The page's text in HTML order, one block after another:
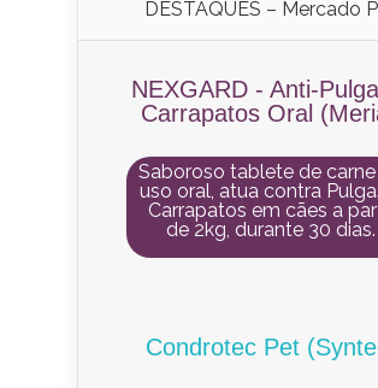
DESTAQUES – Mercado
NEXGARD - Anti-
Carrapatos Oral
Saboroso tablete de
uso oral, atua contra
Carrapatos em cães a
de 2kg, durante 30 dias.
Condrotec Pet